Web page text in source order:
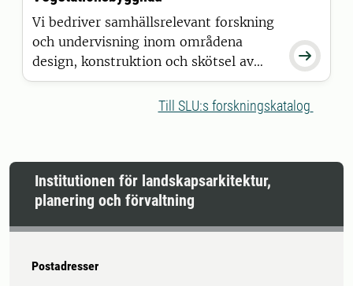

Vi bedriver samhällsrelevant forskning
och undervisning inom områdena
design, konstruktion och skötsel av
vegetation i framförallt ett urbant men
också i ett ruralt sammanhang. Vi
förvaltning av naturbaserade lösningar.
Till SLU:s forskningskatalog
Institutionen för landskapsarkitektur,
planering och förvaltning
Postadresser